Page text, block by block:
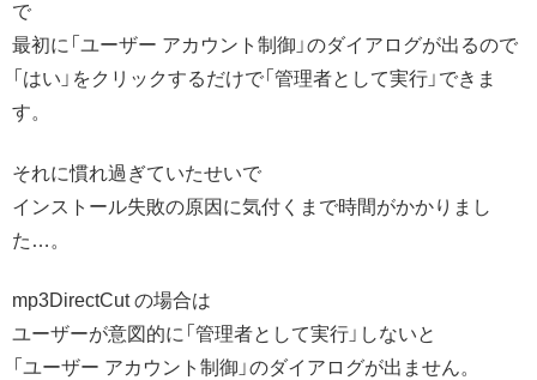
で
最初に「ユーザー アカウント制御」のダイアログが出るので
「はい」をクリックするだけで「管理者として実行」できま
す。
それに慣れ過ぎていたせいで
インストール失敗の原因に気付くまで時間がかかりまし
た…。
mp3DirectCut の場合は
ユーザーが意図的に「管理者として実行」しないと
「ユーザー アカウント制御」のダイアログが出ません。